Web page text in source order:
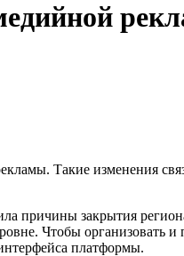
Такие изменения
причины закрытия
Чтобы организовать
платформы.